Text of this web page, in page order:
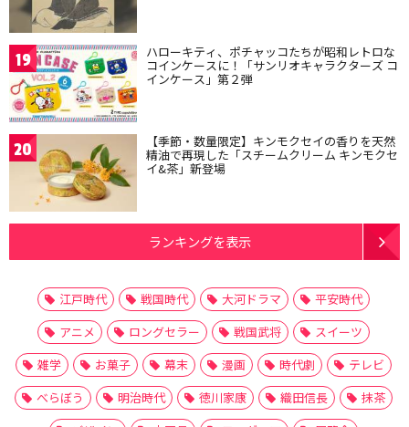
19 ハローキティ、ポチャッコたちが昭和レトロな
コインケースに！「サンリオキャラクターズ コ
インケース」第２弾
20 【季節・数量限定】キンモクセイの香りを天然
精油で再現した「スチームクリーム キンモクセ
イ&茶」新登場
ランキングを表示
江戸時代 戦国時代 大河ドラマ
平安時代
アニメ
ロングセラー 戦国武将
スイーツ
雑学
お菓子 幕末 漫画 時代劇
テレビ
べらぼう
明治時代 徳川家康 織田信長
抹茶